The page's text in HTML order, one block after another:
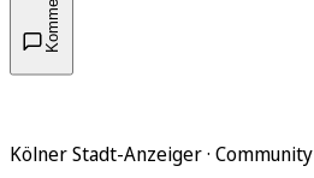
Kölner Stadt-Anzeiger · Community